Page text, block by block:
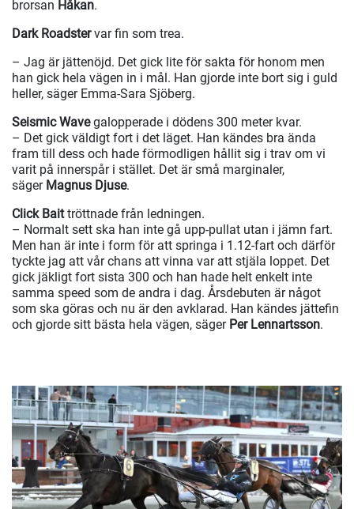
brorsan Håkan.
Dark Roadstervar fin som trea.
– Jag är jättenöjd. Det gick lite för sakta för honom men
han gick hela vägen in i mål. Han gjorde inte bort sig i guld
heller, säger Emma-Sara Sjöberg.
Seismic Wavegalopperade i dödens 300 meter kvar.
– Det gick väldigt fort i det läget. Han kändes bra ända
fram till dess och hade förmodligen hållit sig i trav om vi
varit på innerspår i stället. Det är små marginaler,
säger Magnus Djuse.
Click Baittröttnade från ledningen.
– Normalt sett ska han inte gå upp-pullat utan i jämn fart.
Men han är inte i form för att springa i 1.12-fart och därför
tyckte jag att vår chans att vinna var att stjäla loppet. Det
gick jäkligt fort sista 300 och han hade helt enkelt inte
samma speed som de andra i dag. Årsdebuten är något
som ska göras och nu är den avklarad. Han kändes jättefin
och gjorde sitt bästa hela vägen, säger Per Lennartsson.